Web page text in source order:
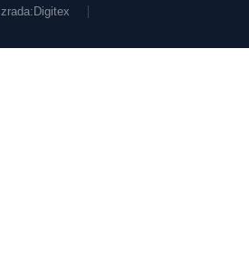
Izrada: Digitex